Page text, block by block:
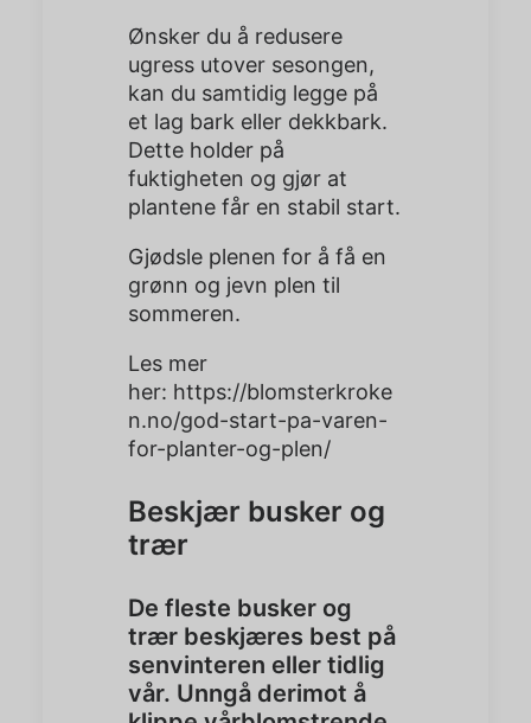
Ønsker du å redusere
ugress utover sesongen,
kan du samtidig legge på
et lag bark eller dekkbark.
Dette holder på
fuktigheten og gjør at
plantene får en stabil start.
Gjødsle plenen for å få en
grønn og jevn plen til
sommeren.
Les mer
her: https://blomsterkroke
n.no/god-start-pa-varen-
for-planter-og-plen/
Beskjær busker og
trær
De fleste busker og
trær beskjæres best på
senvinteren eller tidlig
vår. Unngå derimot å